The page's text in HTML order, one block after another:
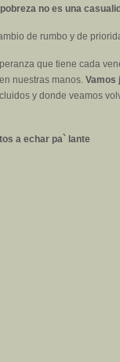
no es una
de rumbo y de
que tiene cada
nuestras manos. Vamos
y donde veamos
a echar pa` lante